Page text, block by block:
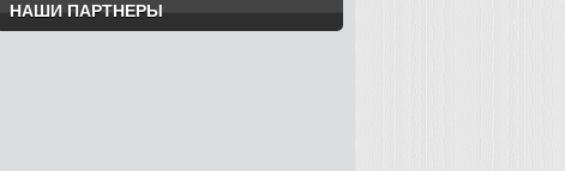
НАШИ ПАРТНЕРЫ